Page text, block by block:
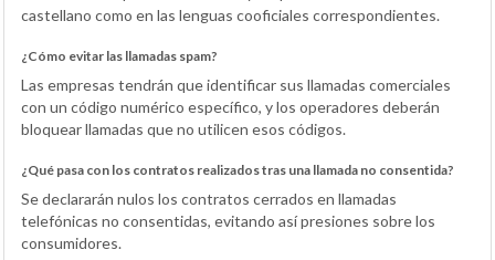
castellano como en las lenguas cooficiales correspondientes.
¿Cómo evitar las llamadas spam?
Las empresas tendrán que identificar sus llamadas comerciales
con un código numérico específico, y los operadores deberán
bloquear llamadas que no utilicen esos códigos.
¿Qué pasa con los contratos realizados tras una llamada no consentida?
Se declararán nulos los contratos cerrados en llamadas
telefónicas no consentidas, evitando así presiones sobre los
consumidores.